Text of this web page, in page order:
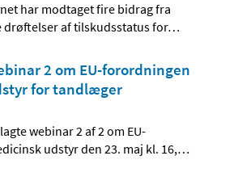
har modtaget fire bidrag fra
drøftelser af tilskudsstatus for…
2 om EU-forordningen
for tandlæger
webinar 2 af 2 om EU-
udstyr den 23. maj kl. 16,…